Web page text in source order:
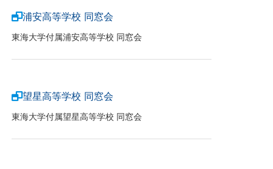
浦安高等学校 同窓会
東海大学付属浦安高等学校 同窓会
望星高等学校 同窓会
東海大学付属望星高等学校 同窓会